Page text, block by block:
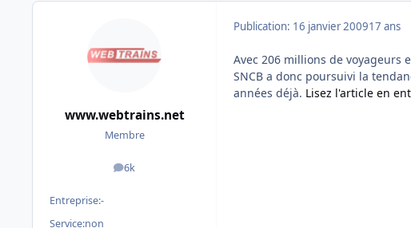
www.webtrains.net
Membre
6k
messages
Entreprise:-
Service:non
Publication: 16 janvier 200917 ans
Avec 206 millions de voyageurs
SNCB a donc poursuivi la
années déjà. Lisez l'article en